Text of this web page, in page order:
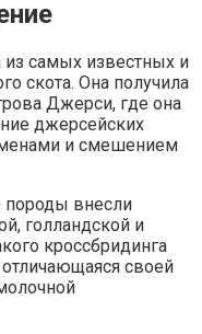
из самых известных и
скота. Она получила
Джерси, где она
джерсейских
и смешением
внесли
голландской и
кроссбридинга
своей